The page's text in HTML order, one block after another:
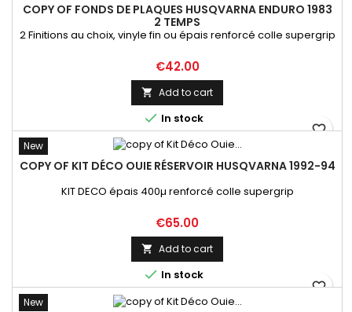
COPY OF FONDS DE PLAQUES HUSQVARNA ENDURO 1983
2 TEMPS
2 Finitions au choix, vinyle fin ou épais renforcé colle supergrip
Price
€42.00
 Add to cart
 In stock
favorite_border
New
COPY OF KIT DÉCO OUIE RÉSERVOIR HUSQVARNA 1992-94
KIT DECO épais 400µ renforcé colle supergrip
Price
€65.00
 Add to cart
 In stock
favorite_border
New